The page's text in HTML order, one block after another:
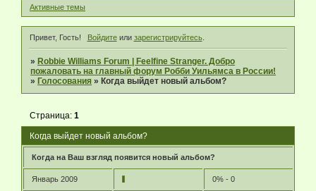
Активные темы
Привет, Гость! Войдитеили зарегистрируйтесь.
» Robbie Williams Forum | Feelfine Stranger. Добро
пожаловать на главный форум Робби Уильямса в России!
» Голосования » Когда выйдет новый альбом?
Когда выйдет новый альбом?
Страница:1
Когда на Ваш взгляд появится новый альбом?
Январь 2009 0% - 0